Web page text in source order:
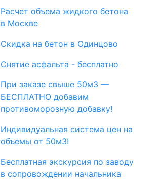
Расчет объема жидкого бетона
в Москве
Скидка на бетон в Одинцово
Снятие асфальта - бесплатно
При заказе свыше 50м3 —
БЕСПЛАТНО добавим
противоморозную добавку!
Индивидуальная система цен на
объемы от 50м3!
Бесплатная экскурсия по заводу
в сопровождении начальника